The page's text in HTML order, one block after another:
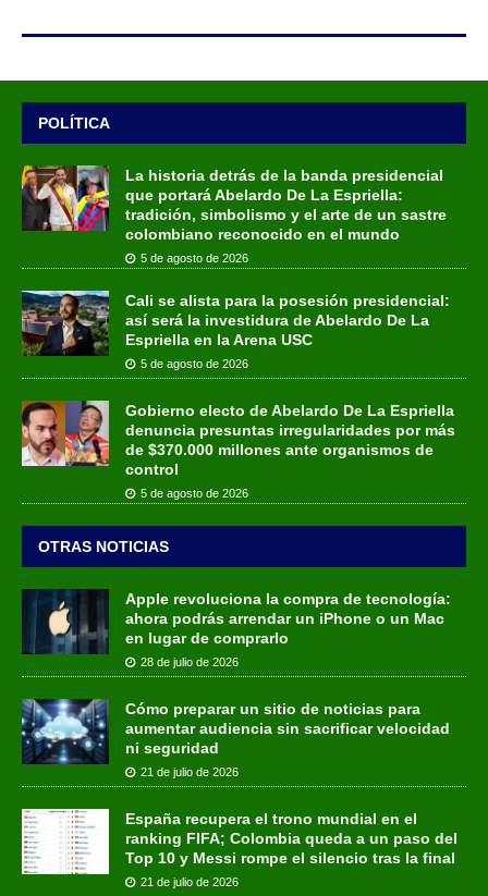
POLÍTICA
La historia detrás de la banda presidencial
que portará Abelardo De La Espriella:
tradición, simbolismo y el arte de un sastre
colombiano reconocido en el mundo
5 de agosto de 2026
Cali se alista para la posesión presidencial:
así será la investidura de Abelardo De La
Espriella en la Arena USC
5 de agosto de 2026
Gobierno electo de Abelardo De La Espriella
denuncia presuntas irregularidades por más
de $370.000 millones ante organismos de
control
5 de agosto de 2026
OTRAS NOTICIAS
Apple revoluciona la compra de tecnología:
ahora podrás arrendar un iPhone o un Mac
en lugar de comprarlo
28 de julio de 2026
Cómo preparar un sitio de noticias para
aumentar audiencia sin sacrificar velocidad
ni seguridad
21 de julio de 2026
España recupera el trono mundial en el
ranking FIFA; Colombia queda a un paso del
Top 10 y Messi rompe el silencio tras la final
21 de julio de 2026